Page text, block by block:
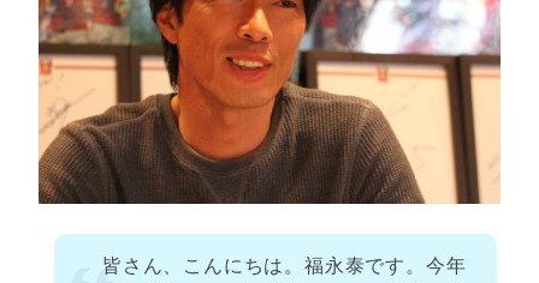
o
k
e a o
t
e
i
n
k
皆さん、こんにちは。福永泰です。今年